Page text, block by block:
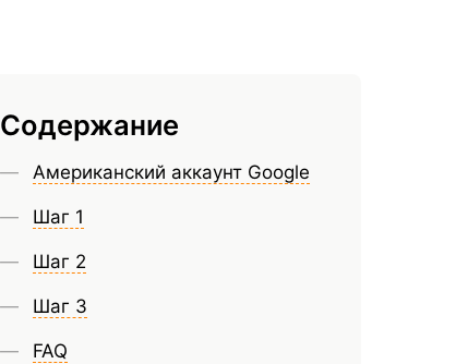
Содержание
Американский аккаунт Google
Шаг 1
Шаг 2
Шаг 3
FAQ